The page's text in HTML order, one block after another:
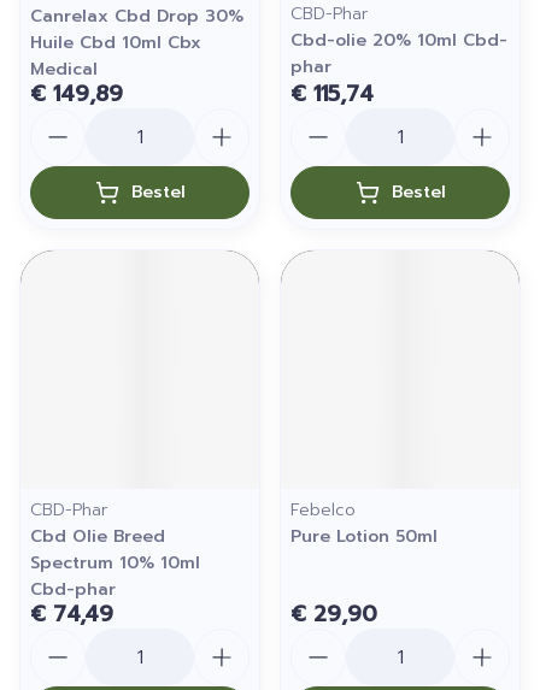
Canrelax Cbd Drop 30%
Huile Cbd 10ml Cbx
Medical
€ 149,89
Bestel
CBD-Phar
Cbd-olie 20% 10ml Cbd-
phar
€ 115,74
Bestel
CBD-Phar
Cbd Olie Breed
Spectrum 10% 10ml
Cbd-phar
€ 74,49
Febelco
Pure Lotion 50ml
€ 29,90